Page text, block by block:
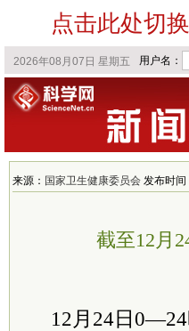
点击此处切
来源： 国家卫生健康委员会 发布时间
截至12月
12月24日